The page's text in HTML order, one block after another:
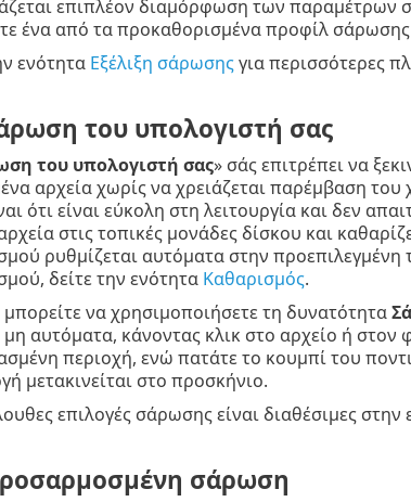
επιπλέον διαμόρφωση των παραμέτρων
ένα από τα προκαθορισμένα προφίλ
ενότητα Εξέλιξη σάρωσηςγια περισσότερες
του υπολογιστή σας
του υπολογιστή σας» σάς επιτρέπει να
αρχεία χωρίς να χρειάζεται παρέμβαση του
ότι είναι εύκολη στη λειτουργία και δεν
στις τοπικές μονάδες δίσκου και
ρυθμίζεται αυτόματα στην προεπιλεγμένη
δείτε την ενότητα Καθαρισμός.
μπορείτε να χρησιμοποιήσετε τη δυνατότητα
αυτόματα, κάνοντας κλικ στο αρχείο ή στον
περιοχή, ενώ πατάτε το κουμπί του
μετακινείται στο προσκήνιο.
επιλογές σάρωσης είναι διαθέσιμες στην
σάρωση